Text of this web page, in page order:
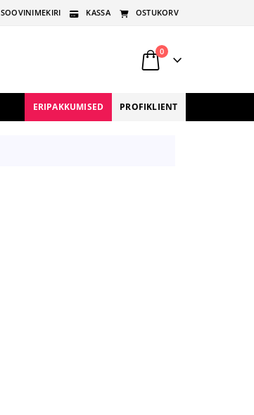
SOOVINIMEKIRI KASSA OSTUKORV
0
ERIPAKKUMISED PROFIKLIENT